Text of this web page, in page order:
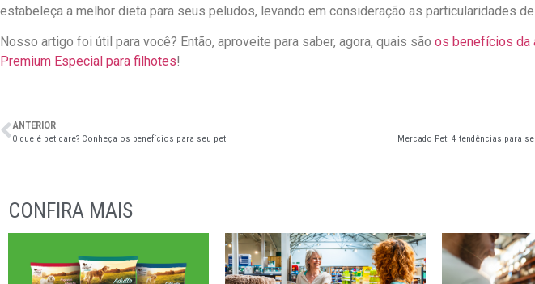
estabeleça a melhor dieta para seus peludos, levando em consideração as particularidades de
Nosso artigo foi útil para você? Então, aproveite para saber, agora, quais são os benefícios da
Premium Especial para filhotes!
ANTERIOR
O que é pet care? Conheça os benefícios para seu pet Mercado Pet: 4 tendências para
CONFIRA MAIS